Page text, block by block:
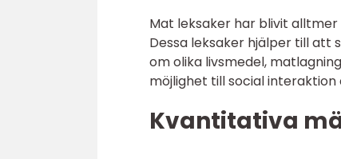
Mat leksaker har blivit
Dessa leksaker hjälper till att
om olika livsmedel,
möjlighet till social
Kvantitativa